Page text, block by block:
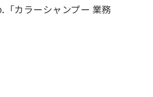
カラーシャンプー 業務